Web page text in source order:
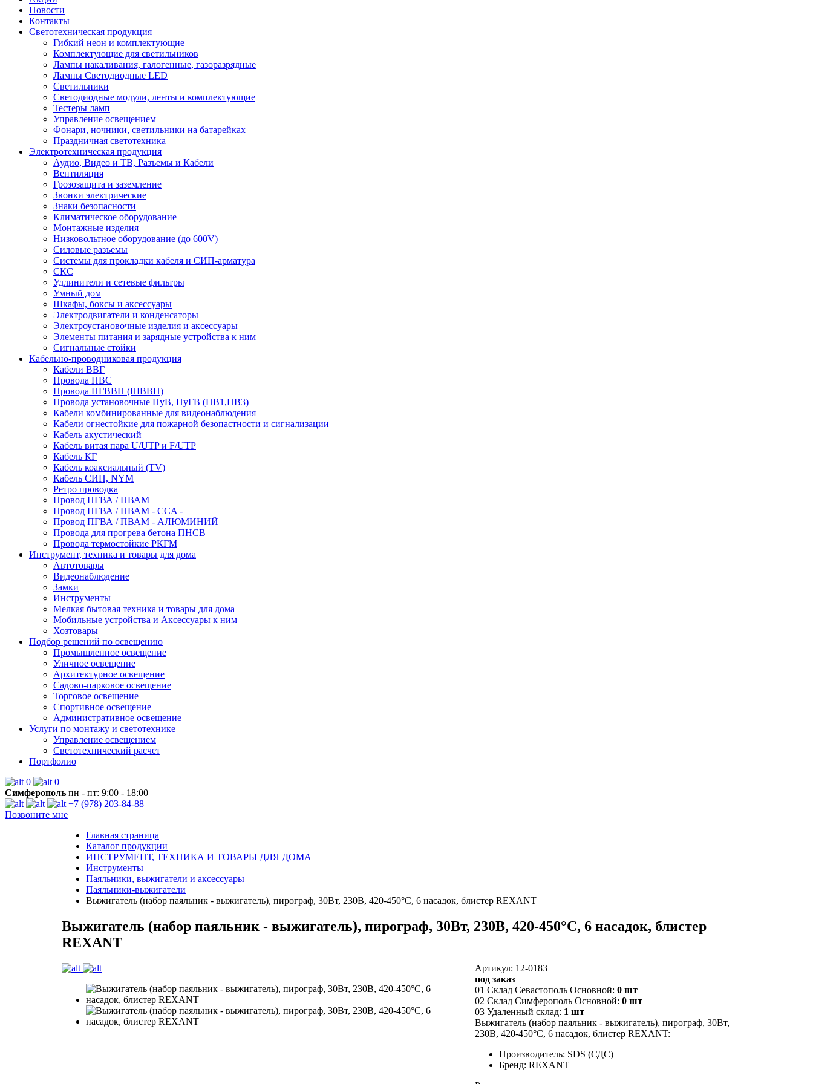
Новости
Контакты
Светотехническая продукция
Гибкий неон и комплектующие
Комплектующие для светильников
Лампы накаливания, галогенные, газоразрядные
Лампы Светодиодные LED
Светильники
Светодиодные модули, ленты и комплектующие
Тестеры ламп
Управление освещением
Фонари, ночники, светильники на батарейках
Праздничная светотехника
Электротехническая продукция
Аудио, Видео и ТВ, Разъемы и Кабели
Вентиляция
Грозозащита и заземление
Звонки электрические
Знаки безопасности
Климатическое оборудование
Монтажные изделия
Низковольтное оборудование (до 600V)
Силовые разъемы
Системы для прокладки кабеля и СИП-арматура
СКС
Удлинители и сетевые фильтры
Умный дом
Шкафы, боксы и аксессуары
Электродвигатели и конденсаторы
Электроустановочные изделия и аксессуары
Элементы питания и зарядные устройства к ним
Сигнальные стойки
Кабельно-проводниковая продукция
Кабели ВВГ
Провода ПВС
Провода ПГВВП (ШВВП)
Провода установочные ПуВ, ПуГВ (ПВ1,ПВ3)
Кабели комбинированные для видеонаблюдения
Кабели огнестойкие для пожарной безопастности и сигнализации
Кабель акустический
Кабель витая пара U/UTP и F/UTP
Кабель КГ
Кабель коаксиальный (TV)
Кабель СИП, NYM
Ретро проводка
Провод ПГВА / ПВАМ
Провод ПГВА / ПВАМ - CCA -
Провод ПГВА / ПВАМ - АЛЮМИНИЙ
Провода для прогрева бетона ПНСВ
Провода термостойкие РКГМ
Инструмент, техника и товары для дома
Автотовары
Видеонаблюдение
Замки
Инструменты
Мелкая бытовая техника и товары для дома
Мобильные устройства и Аксессуары к ним
Хозтовары
Подбор решений по освещению
Промышленное освещение
Уличное освещение
Архитектурное освещение
Садово-парковое освещение
Торговое освещение
Спортивное освещение
Административное освещение
Услуги по монтажу и светотехнике
Управление освещением
Светотехнический расчет
Портфолио
0
0
Симферополь пн - пт: 9:00 - 18:00
+7 (978) 203-84-88
Позвоните мне
Главная страница
Каталог продукции
ИНСТРУМЕНТ, ТЕХНИКА И ТОВАРЫ ДЛЯ ДОМА
Инструменты
Паяльники, выжигатели и аксессуары
Паяльники-выжигатели
Выжигатель (набор паяльник - выжигатель), пирограф, 30Вт, 230В, 420-450°C, 6 насадок, блистер REXANT
Выжигатель (набор паяльник - выжигатель), пирограф, 30Вт, 230В, 420-450°C, 6 насадок, блистер
REXANT
Артикул: 12-0183
под заказ
01 Склад Севастополь Основной: 0 шт
02 Склад Симферополь Основной: 0 шт
03 Удаленный склад: 1 шт
Выжигатель (набор паяльник - выжигатель), пирограф, 30Вт,
230В, 420-450°C, 6 насадок, блистер REXANT:
Производитель: SDS (СДС)
Бренд: REXANT